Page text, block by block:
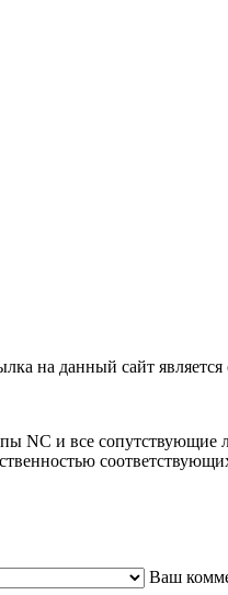
на данный сайт является
NC и все
Ваш